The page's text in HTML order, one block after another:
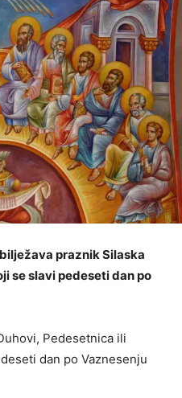
praznik Silaska
se slavi pedeseti dan po
Pedesetnica ili
dan po Vaznesenju